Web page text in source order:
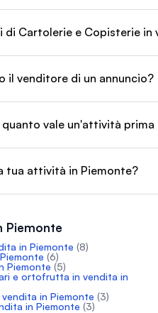
di Cartolerie e Copisterie in
il venditore di un annuncio?
quanto vale un'attività
tua attività in Piemonte?
Piemonte
in Piemonte (8)
(6)
Piemonte (5)
e ortofrutta in vendita in
in Piemonte (3)
in Piemonte (3)